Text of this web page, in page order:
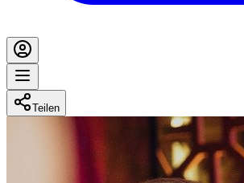
Teilen